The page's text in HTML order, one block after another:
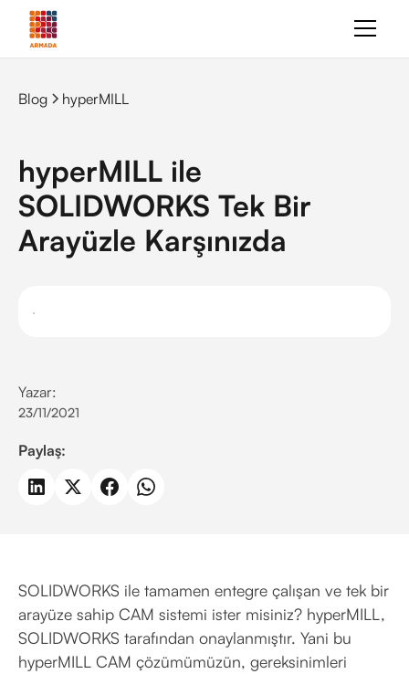
Blog hyperMILL
hyperMILL ile
SOLIDWORKS Tek Bir
Arayüzle Karşınızda
Yazar:
23/11/2021
Paylaş:
SOLIDWORKS ile tamamen entegre çalışan ve tek bir
arayüze sahip CAM sistemi ister misiniz? hyperMILL,
SOLIDWORKS tarafından onaylanmıştır. Yani bu
hyperMILL CAM çözümümüzün, gereksinimleri